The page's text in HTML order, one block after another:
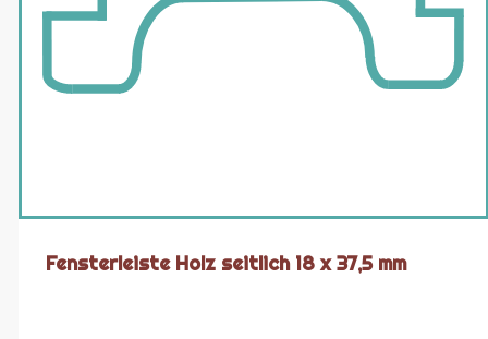
Fensterleiste Holz seitlich 18 x 37,5 mm